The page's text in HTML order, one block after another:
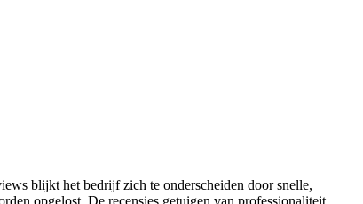
blijkt het bedrijf zich te onderscheiden door snelle,
opgelost. De recensies getuigen van professionaliteit,